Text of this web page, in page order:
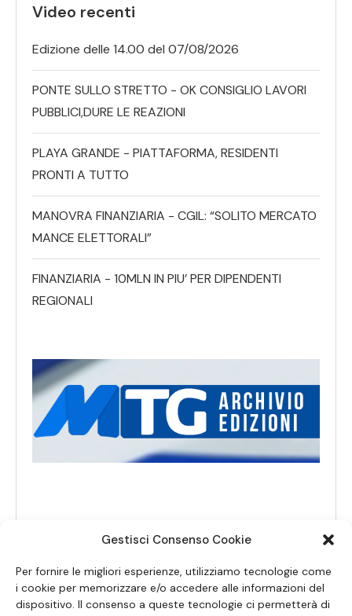
Gestisci Consenso Cookie
Per fornire le migliori esperienze, utilizziamo tecnologie come
i cookie per memorizzare e/o accedere alle informazioni del
dispositivo. Il consenso a queste tecnologie ci permetterà di
Video recenti
Edizione delle 14.00 del 07/08/2026
PONTE SULLO STRETTO - OK CONSIGLIO LAVORI
PUBBLICI,DURE LE REAZIONI
PLAYA GRANDE - PIATTAFORMA, RESIDENTI
PRONTI A TUTTO
MANOVRA FINANZIARIA - CGIL: “SOLITO MERCATO
MANCE ELETTORALI”
FINANZIARIA - 10MLN IN PIU’ PER DIPENDENTI
REGIONALI